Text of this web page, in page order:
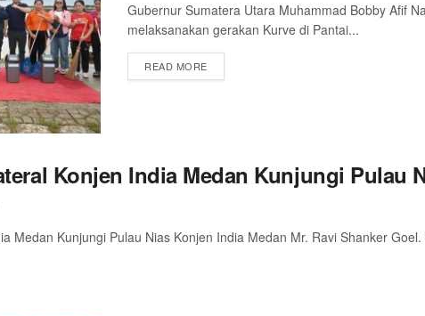
Gubernur Sumatera Utara Muhammad Bobby Afif
melaksanakan gerakan Kurve di Pantai...
READ MORE
Konjen India Medan Kunjungi Pulau
Medan Kunjungi Pulau Nias Konjen India Medan Mr. Ravi Shanker